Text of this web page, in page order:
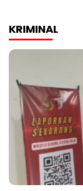
KRIMINAL